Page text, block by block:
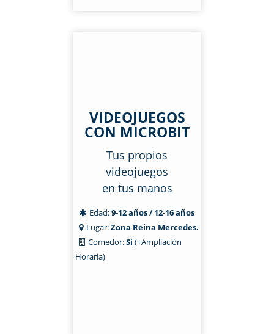
VIDEOJUEGOS
CON MICROBIT
Tus propios
videojuegos
en tus manos
Edad:9-12 años / 12-16 años
Lugar:Zona Reina Mercedes.
Comedor:Sí(+Ampliación
Horaria)